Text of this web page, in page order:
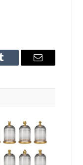
Tumblr Email